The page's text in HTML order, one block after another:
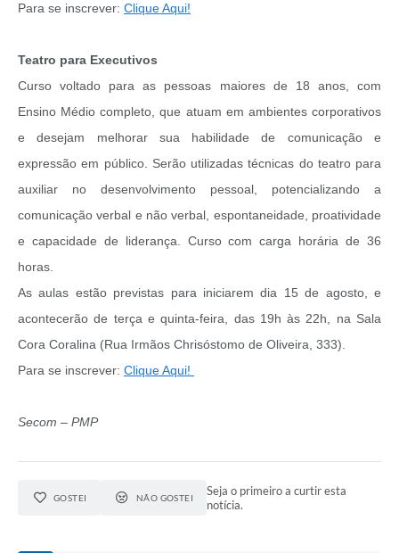
Para se inscrever: Clique Aqui!
Teatro para Executivos
Curso voltado para as pessoas maiores de 18 anos, com
Ensino Médio completo, que atuam em ambientes corporativos
e desejam melhorar sua habilidade de comunicação e
expressão em público. Serão utilizadas técnicas do teatro para
auxiliar no desenvolvimento pessoal, potencializando a
comunicação verbal e não verbal, espontaneidade, proatividade
e capacidade de liderança. Curso com carga horária de 36
horas.
As aulas estão previstas para iniciarem dia 15 de agosto, e
acontecerão de terça e quinta-feira, das 19h às 22h, na Sala
Cora Coralina (Rua Irmãos Chrisóstomo de Oliveira, 333).
Para se inscrever: Clique Aqui!
Secom – PMP
GOSTEI NÃO GOSTEI
Seja o primeiro a curtir esta
notícia.